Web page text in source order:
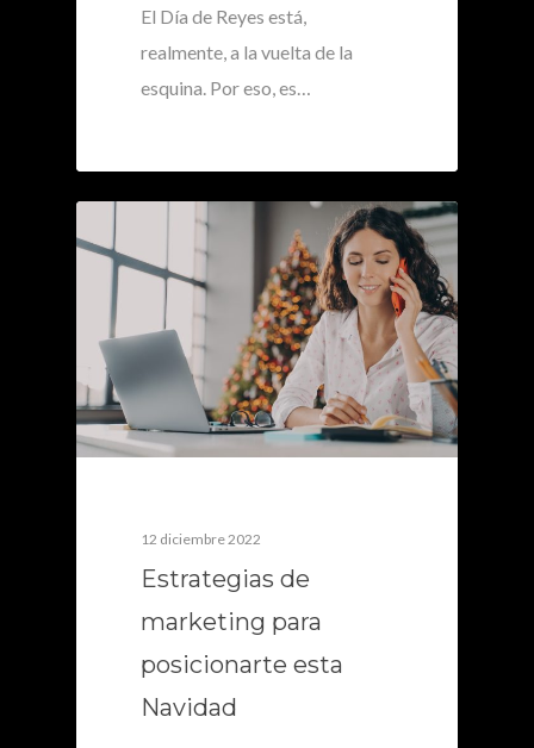
El Día de Reyes está,
realmente, a la vuelta de la
esquina. Por eso, es…
12 diciembre 2022
Estrategias de
marketing para
posicionarte esta
Navidad